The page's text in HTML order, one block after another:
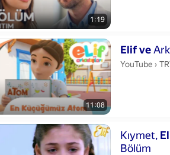
1:19
11:08
Elifve
Duration 11
YouTube ›
Kıymet,
Bölüm
Duration 7